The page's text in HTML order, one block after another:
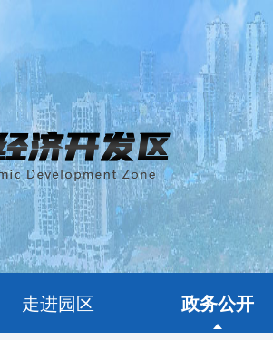
走进园区 政务公开